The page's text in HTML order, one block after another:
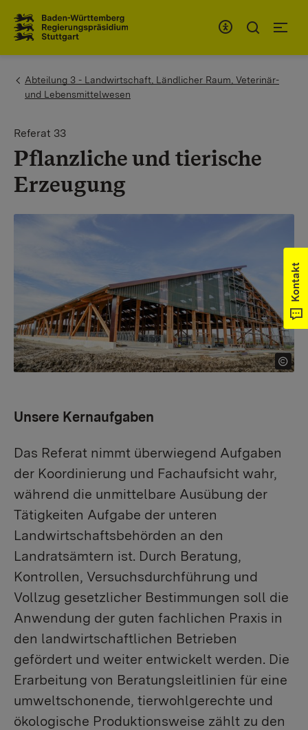
You are here:
Abteilung 3 - Landwirtschaft, Ländlicher Raum, Veterinär-
und Lebensmittelwesen
Referat 33
Pflanzliche und tierische
Erzeugung
Unsere Kernaufgaben
Das Referat nimmt überwiegend Aufgaben
der Koordinierung und Fachaufsicht wahr,
während die unmittelbare Ausübung der
Tätigkeiten Aufgabe der unteren
Landwirtschaftsbehörden an den
Landratsämtern ist. Durch Beratung,
Kontrollen, Versuchsdurchführung und
Vollzug gesetzlicher Bestimmungen soll die
Anwendung der guten fachlichen Praxis in
den landwirtschaftlichen Betrieben
gefördert und weiter entwickelt werden. Die
Erarbeitung von Beratungsleitlinien für eine
umweltschonende, tierwohlgerechte und
ökologische Produktionsweise zählt zu den
Kontakt